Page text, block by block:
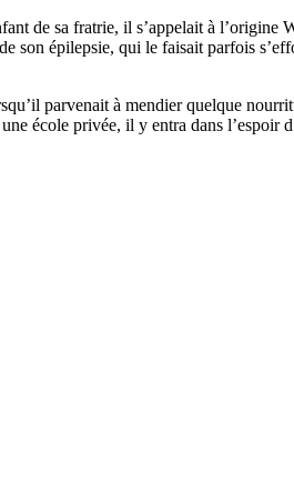
de sa fratrie, il s’appelait à
son épilepsie, qui le faisait parfois
parvenait à mendier quelque
école privée, il y entra dans l’espoir